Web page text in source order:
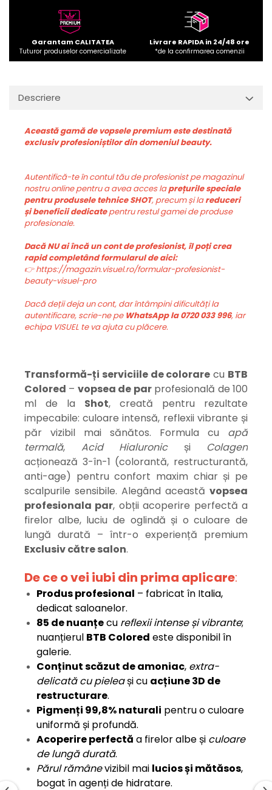
Garantam CALITATEA
Tuturor produselor comercializate
Livrare RAPIDA in 24/48 ore
*de la confirmarea comenzii
Descriere
Această gamă de vopsele premium este destinată
exclusiv profesioniștilor din domeniul beauty.
Autentifică-te în contul tău de profesionist pe magazinul
nostru online pentru a avea acces laprețurile speciale
pentru produsele tehnice SHOT, precum și lareduceri
și beneficii dedicatepentru restul gamei de produse
profesionale.
Dacă NU ai încă un cont de profesionist, îl poți crea
rapid completând formularul de aici:
👉 https://magazin.visuel.ro/formular-profesionist-
beauty-visuel-pro
Dacă deții deja un cont, dar întâmpini dificultăți la
autentificare, scrie-ne pe WhatsApp la 0720 033 996, iar
echipa VISUEL te va ajuta cu plăcere.
Transformă-ți serviciile de colorare cu BTB
Colored – vopsea de parprofesională de 100
ml de la Shot, creată pentru rezultate
impecabile: culoare intensă, reflexii vibrante și
păr vizibil mai sănătos. Formula cu apă
termală, Acid Hialuronicși Colagen
acționează 3-în-1 (colorantă, restructurantă,
anti-age) pentru confort maxim chiar și pe
scalpurile sensibile. Alegând această vopsea
profesionala par, obții acoperire perfectă a
firelor albe, luciu de oglindă și o culoare de
lungă durată – într-o experiență premium
Exclusiv către salon.
De ce o vei iubi din prima aplicare:
Produs profesional – fabricat în Italia,
dedicat saloanelor.
85 de nuanțecu reflexii intense și vibrante;
nuanțierul BTB Colored este disponibil în
galerie.
Conținut scăzut de amoniac, extra-
delicată cu pieleași cu acțiune 3D de
restructurare.
Pigmenți 99,8% naturali pentru o culoare
uniformă și profundă.
Acoperire perfectă a firelor albe și culoare
de lungă durată.
Părul rămânevizibil mai lucios și mătăsos,
bogat în agenți de hidratare.